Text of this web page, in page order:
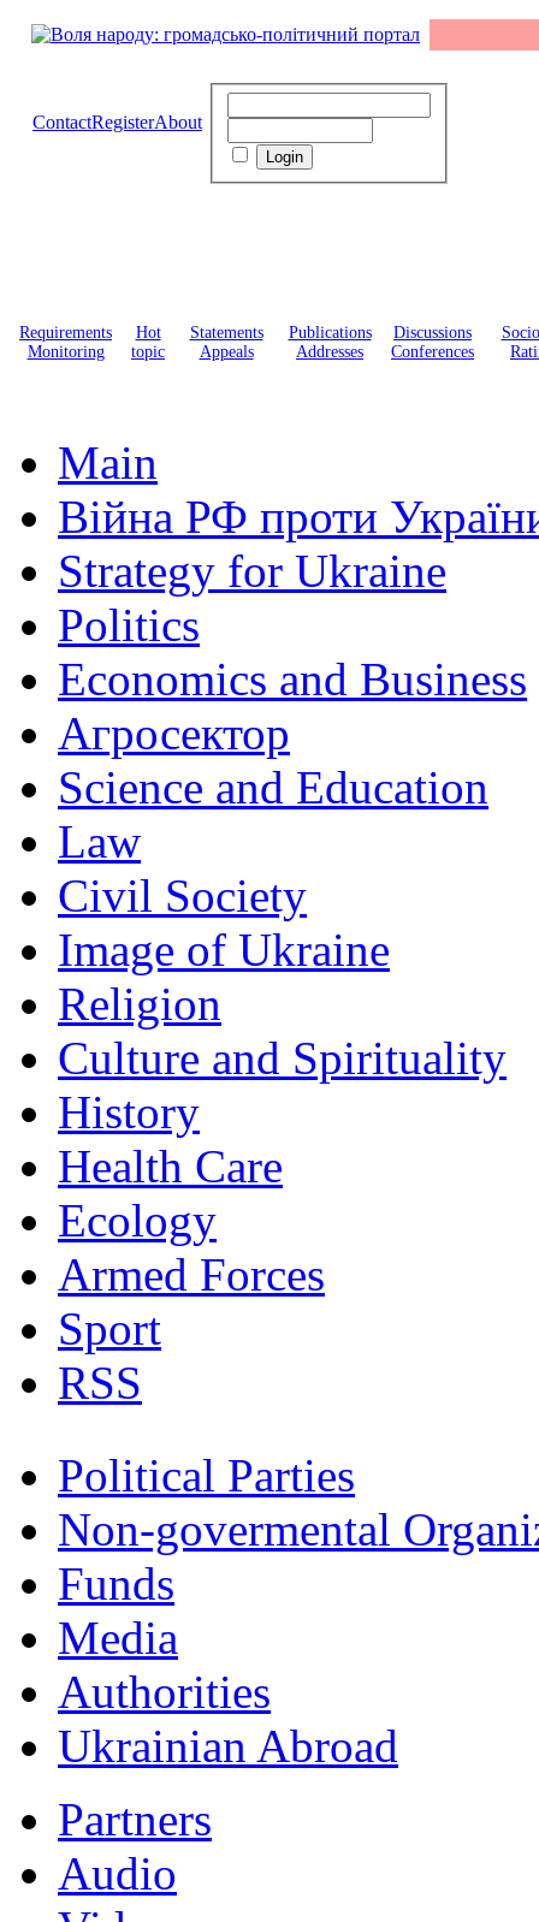
ContactRegisterAbout
Requirements
Monitoring
Hot
topic
Statements
Appeals
Publications
Addresses
Discussions
Conferences
Main
Війна РФ проти
Strategy for Ukraine
Politics
Economics and Business
Агросектор
Science and Education
Law
Civil Society
Image of Ukraine
Religion
Culture and Spirituality
History
Health Care
Ecology
Armed Forces
Sport
RSS
Political Parties
Non-govermental
Funds
Мedia
Authorities
Ukrainian Abroad
Partners
Audio